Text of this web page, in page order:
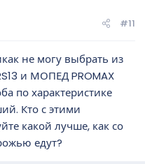
#11
не могу выбрать из
и МОПЕД PROMAX
по характеристике
Кто с этими
какой лучше, как со
едут?